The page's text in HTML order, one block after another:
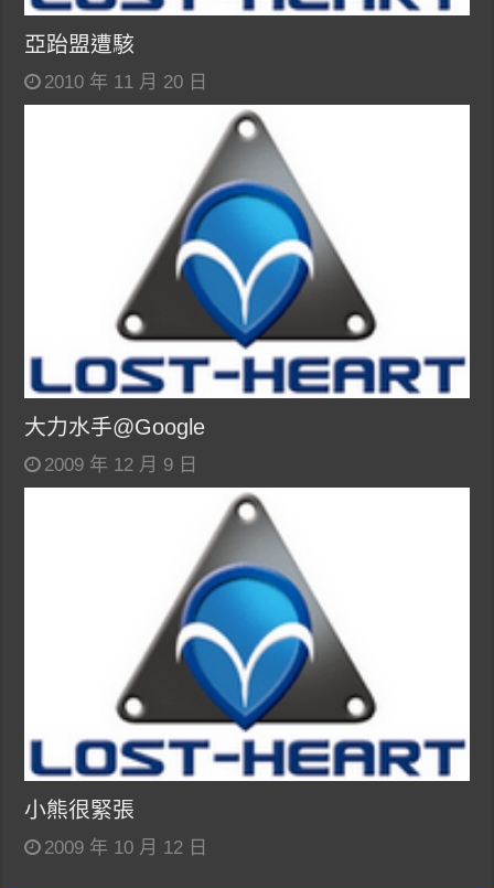
亞跆盟遭駭
2010 年 11 月 20 日
大力水手@Google
2009 年 12 月 9 日
小熊很緊張
2009 年 10 月 12 日